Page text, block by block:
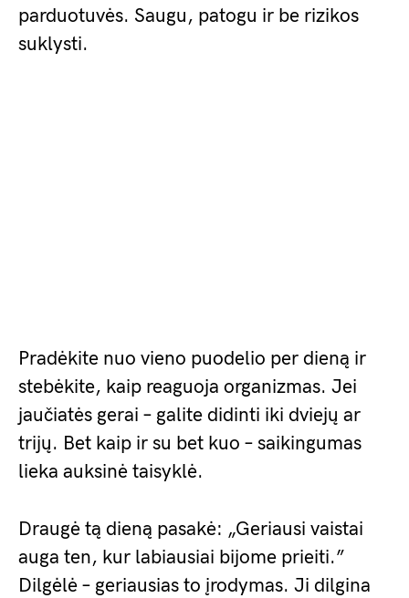
parduotuvės. Saugu, patogu ir be rizikos
suklysti.
Pradėkite nuo vieno puodelio per dieną ir
stebėkite, kaip reaguoja organizmas. Jei
jaučiatės gerai – galite didinti iki dviejų ar
trijų. Bet kaip ir su bet kuo – saikingumas
lieka auksinė taisyklė.
Draugė tą dieną pasakė: „Geriausi vaistai
auga ten, kur labiausiai bijome prieiti.”
Dilgėlė – geriausias to įrodymas. Ji dilgina